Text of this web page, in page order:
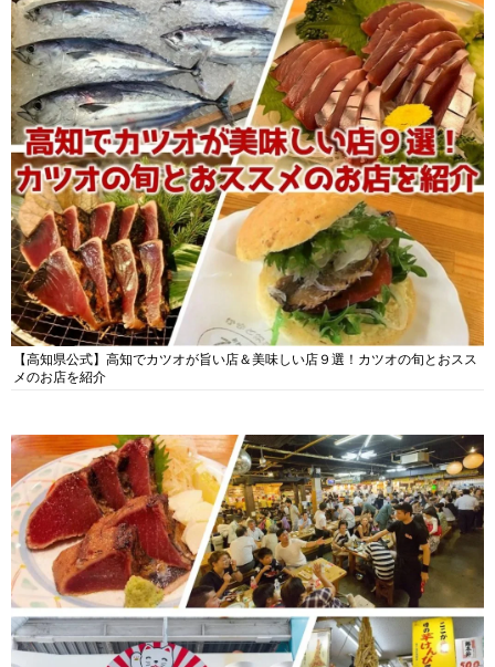
【高知県公式】高知でカツオが旨い店＆美味しい店９選！カツオの旬とおスス
メのお店を紹介